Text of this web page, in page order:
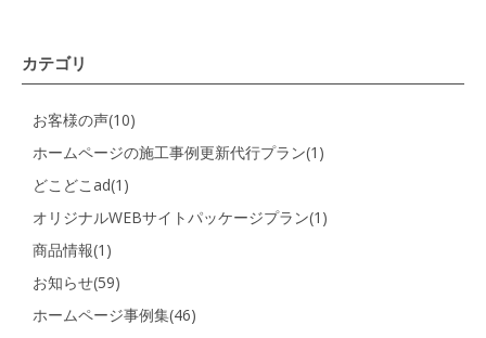
カテゴリ
お客様の声(10)
ホームページの施工事例更新代行プラン(1)
どこどこad(1)
オリジナルWEBサイトパッケージプラン(1)
商品情報(1)
お知らせ(59)
ホームページ事例集(46)